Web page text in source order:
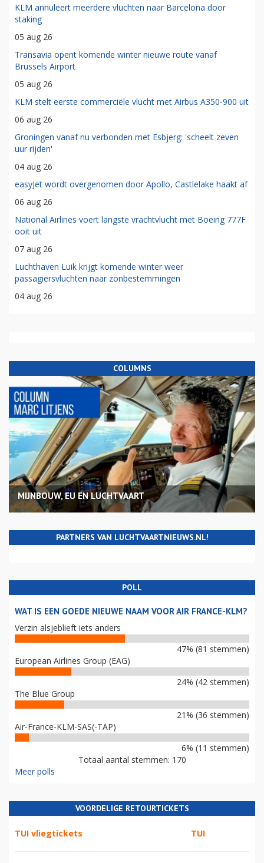
KLM annuleert meerdere vluchten naar Barcelona door
staking
05 aug 26
Transavia opent komende winter nieuwe route vanaf
Brussels Airport
05 aug 26
KLM stelt eerste commerciële vlucht met Airbus A350-900 uit
06 aug 26
Groningen vanaf nu verbonden met Esbjerg: 'scheelt zeven
uur rijden'
04 aug 26
easyJet wordt overgenomen door Apollo, Castlelake haakt af
06 aug 26
National Airlines voert langste vrachtvlucht met Boeing 777F
ooit uit
07 aug 26
Luchthaven Luik krijgt komende winter weer
passagiersvluchten naar zonbestemmingen
04 aug 26
COLUMNS
MIJNBOUW, EU EN LUCHTVAART
PARTNERS VAN LUCHTVAARTNIEUWS.NL!
POLL
WAT IS EEN GOEDE NIEUWE NAAM VOOR AIR FRANCE-KLM?
Verzin alsjeblieft iets anders
47% (81 stemmen)
European Airlines Group (EAG)
24% (42 stemmen)
The Blue Group
21% (36 stemmen)
Air-France-KLM-SAS(-TAP)
6% (11 stemmen)
Totaal aantal stemmen: 170
Meer polls
VOORDELIGE RETOURTICKETS
TUI vliegtickets TUI